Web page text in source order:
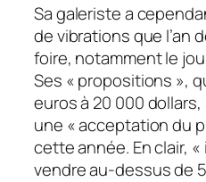
Sa galeriste a
de vibrations que l’an
foire, notamment le
Ses «propositions »,
euros à 20 000
une «acceptation du
cette année. En clair, «
vendre au-dessus de 5